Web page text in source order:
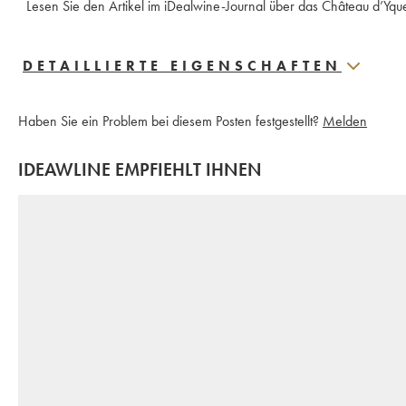
Lesen Sie den Artikel im iDealwine-Journal über das Château
DETAILLIERTE EIGENSCHAFTEN
Haben Sie ein Problem bei diesem Posten festgestellt? Melden
IDEAWLINE EMPFIEHLT IHNEN